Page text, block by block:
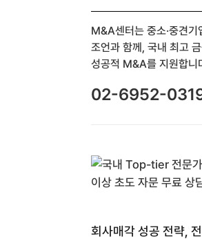
M&A센터는 중소·중견
조언과 함께, 국내 최고
성공적 M&A를 지원합니
02-6952-
회사매각 성공 전략,